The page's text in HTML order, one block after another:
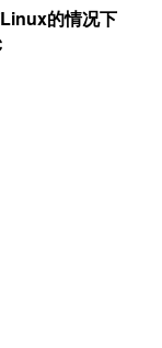
的情况下